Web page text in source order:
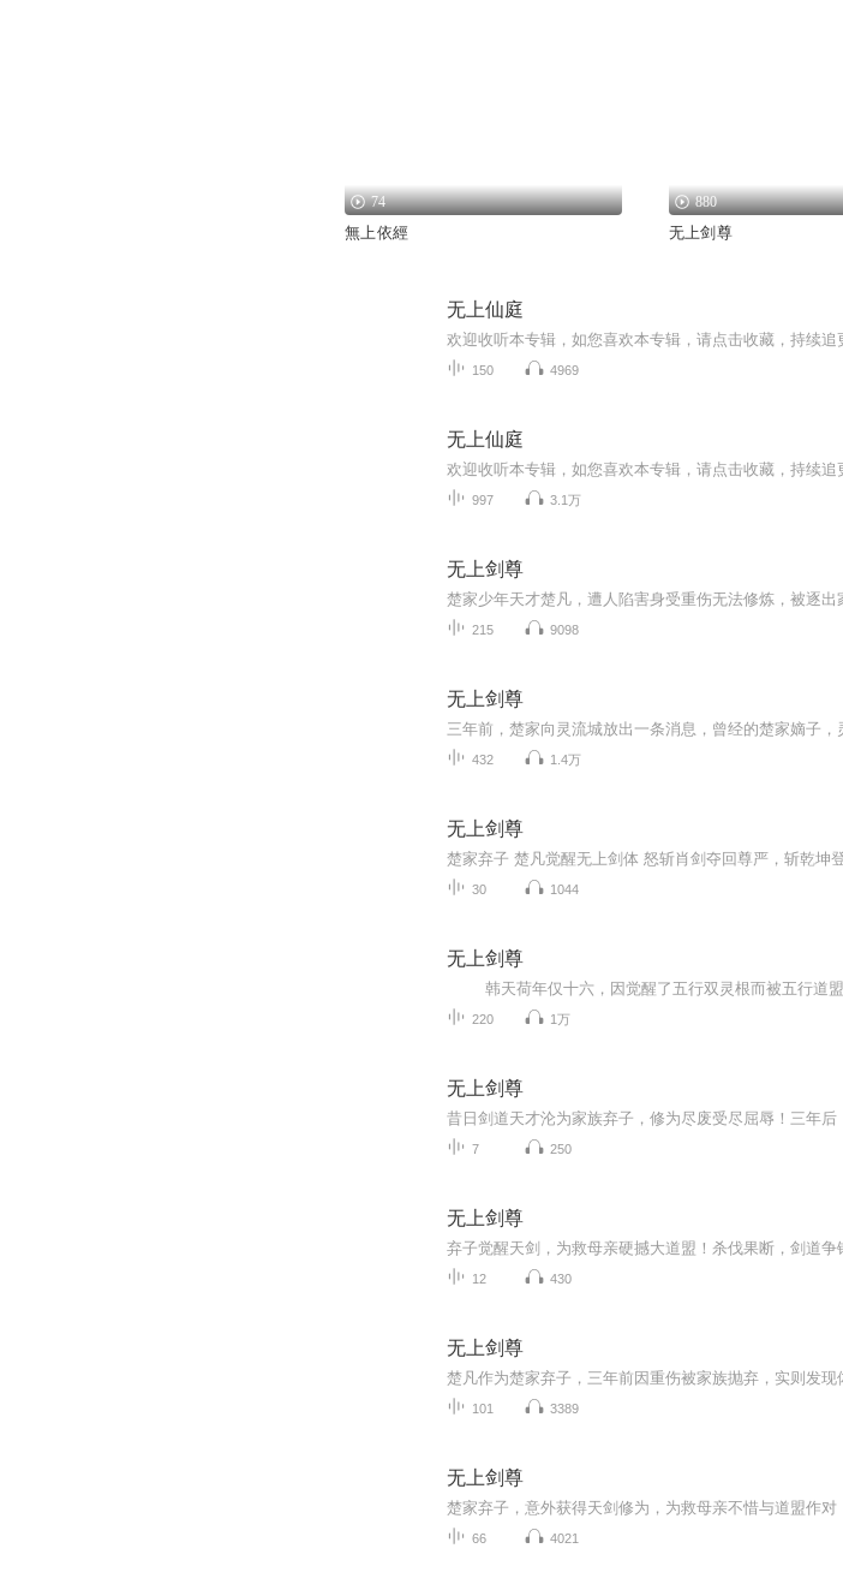
74
無上依經
880
无上剑尊
无上仙庭
欢迎收听本专辑，如您喜欢本专辑，请点击收藏，持续追
150 4969
无上仙庭
欢迎收听本专辑，如您喜欢本专辑，请点击收藏，持续追
997 3.1万
无上剑尊
215 9098
无上剑尊
432 1.4万
无上剑尊
楚家弃子 楚凡觉醒无上剑体 怒斩肖剑夺回尊严，斩乾坤
30 1044
无上剑尊
220 1万
无上剑尊
7 250
无上剑尊
弃子觉醒天剑，为救母亲硬撼大道盟！杀伐果断，剑道争
12 430
无上剑尊
101 3389
无上剑尊
楚家弃子，意外获得天剑修为，为救母亲不惜与道盟作
66 4021